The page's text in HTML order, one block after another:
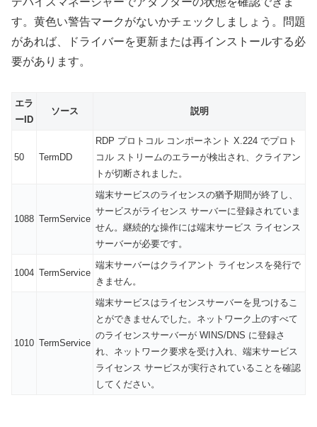
す。黄色い警告マークがないかチェックしましょう。問題
があれば、ドライバーを更新または再インストールする必
要があります。
エラ
ーID
ソース 説明
50 TermDD
RDP プロトコル コンポーネント X.224 でプロト
コル ストリームのエラーが検出され、クライアン
トが切断されました。
1088 TermService
端末サービスのライセンスの猶予期間が終了し、
サービスがライセンス サーバーに登録されていま
せん。継続的な操作には端末サービス ライセンス
サーバーが必要です。
1004 TermService
端末サーバーはクライアント ライセンスを発行で
きません。
1010 TermService
端末サービスはライセンスサーバーを見つけるこ
とができませんでした。ネットワーク上のすべて
のライセンスサーバーが WINS/DNS に登録さ
れ、ネットワーク要求を受け入れ、端末サービス
ライセンス サービスが実行されていることを確認
してください。